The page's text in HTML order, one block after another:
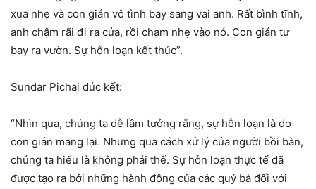
xua nhẹ và con gián vô tình bay sang vai anh. Rất bình tĩnh,
anh chậm rãi đi ra cửa, rồi chạm nhẹ vào nó. Con gián tự
bay ra vườn. Sự hỗn loạn kết thúc”.
Sundar Pichai đúc kết:
“Nhìn qua, chúng ta dễ lầm tưởng rằng, sự hỗn loạn là do
con gián mang lại. Nhưng qua cách xử lý của người bồi bàn,
chúng ta hiểu là không phải thế. Sự hỗn loạn thực tế đã
được tạo ra bởi những hành động của các quý bà đối với